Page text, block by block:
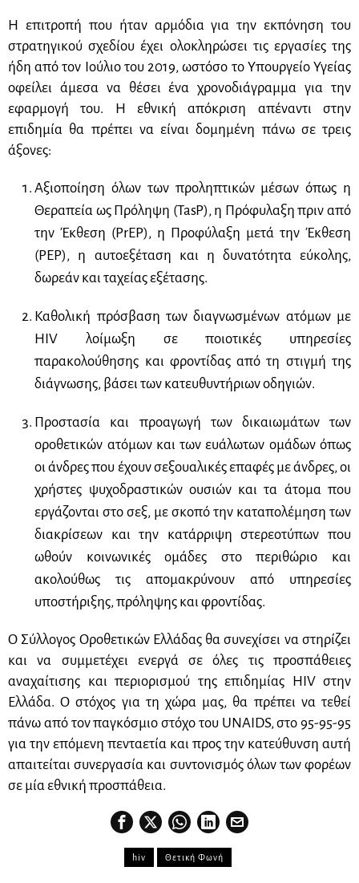
Η επιτροπή που ήταν αρμόδια για την εκπόνηση του
στρατηγικού σχεδίου έχει ολοκληρώσει τις εργασίες της
ήδη από τον Ιούλιο του 2019, ωστόσο το Υπουργείο Υγείας
οφείλει άμεσα να θέσει ένα χρονοδιάγραμμα για την
εφαρμογή του. Η εθνική απόκριση απέναντι στην
επιδημία θα πρέπει να είναι δομημένη πάνω σε τρεις
άξονες:
Αξιοποίηση όλων των προληπτικών μέσων όπως η
Θεραπεία ως Πρόληψη (TasP), η Πρόφυλαξη πριν από
την Έκθεση (PrEP), η Προφύλαξη μετά την Έκθεση
(PEP), η αυτοεξέταση και η δυνατότητα εύκολης,
δωρεάν και ταχείας εξέτασης.
Καθολική πρόσβαση των διαγνωσμένων ατόμων με
HIV λοίμωξη σε ποιοτικές υπηρεσίες
παρακολούθησης και φροντίδας από τη στιγμή της
διάγνωσης, βάσει των κατευθυντήριων οδηγιών.
Προστασία και προαγωγή των δικαιωμάτων των
οροθετικών ατόμων και των ευάλωτων ομάδων όπως
οι άνδρες που έχουν σεξουαλικές επαφές με άνδρες, οι
χρήστες ψυχοδραστικών ουσιών και τα άτομα που
εργάζονται στο σεξ, με σκοπό την καταπολέμηση των
διακρίσεων και την κατάρριψη στερεοτύπων που
ωθούν κοινωνικές ομάδες στο περιθώριο και
ακολούθως τις απομακρύνουν από υπηρεσίες
υποστήριξης, πρόληψης και φροντίδας.
Ο Σύλλογος Οροθετικών Ελλάδας θα συνεχίσει να στηρίζει
και να συμμετέχει ενεργά σε όλες τις προσπάθειες
αναχαίτισης και περιορισμού της επιδημίας
HIVστην
Ελλάδα. Ο στόχος για τη χώρα μας, θα πρέπει να τεθεί
πάνω από τον παγκόσμιο στόχο του UNAIDS, στο 95-95-95
για την επόμενη πενταετία και προς την κατεύθυνση αυτή
απαιτείται συνεργασία και συντονισμός όλων των φορέων
σε μία εθνική προσπάθεια.
hiv Θετική Φωνή